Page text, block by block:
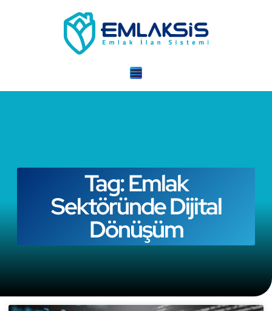
Tag: Emlak
Sektöründe Dijital
Dönüşüm